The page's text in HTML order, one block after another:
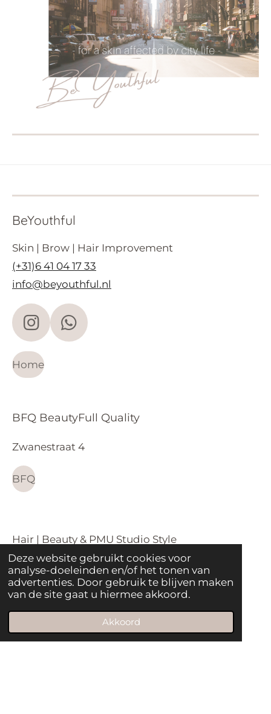
Deze website gebruikt cookies voor
analyse-doeleinden en/of het tonen van
advertenties. Door gebruik te blijven maken
van de site gaat u hiermee akkoord.
Akkoord
BeYouthful
Skin | Brow | Hair Improvement
(+31)6 41 04 17 33
info@beyouthful.nl
I
n
s
g
m
W
A
p
Home
BFQ BeautyFull Quality
Zwanestraat 4
BFQ
Hair | Beauty & PMU Studio Style
Floresstraat 9
Studio Style
Algemene voorwaarden